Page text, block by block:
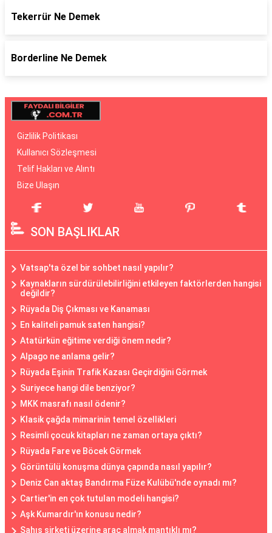
Tekerrür Ne Demek
Borderline Ne Demek
Gizlilik Politikası
Kullanıcı Sözleşmesi
Telif Hakları ve Alıntı
Bize Ulaşın
SON BAŞLIKLAR
Vatsap'ta özel bir sohbet nasıl yapılır?
Kaynakların sürdürülebilirliğini etkileyen faktörlerden hangisi
değildir?
Rüyada Diş Çıkması ve Kanaması
En kaliteli pamuk saten hangisi?
Atatürkün eğitime verdiği önem nedir?
Alpago ne anlama gelir?
Rüyada Eşinin Trafik Kazası Geçirdiğini Görmek
Suriyece hangi dile benziyor?
MKK masrafı nasıl ödenir?
Klasik çağda mimarinin temel özellikleri
Resimli çocuk kitapları ne zaman ortaya çıktı?
Rüyada Fare ve Böcek Görmek
Görüntülü konuşma dünya çapında nasıl yapılır?
Deniz Can aktaş Bandırma Füze Kulübü'nde oynadı mı?
Cartier'in en çok tutulan modeli hangisi?
Aşk Kumardır'ın konusu nedir?
Şahıs şirketi üzerine araç almak mantıklı mı?